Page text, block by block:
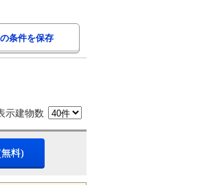
条件を保存
示建物数
料)